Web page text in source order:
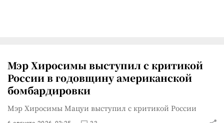
Мэр Хиросимы выступил с критикой
России в годовщину американской
бомбардировки
Мэр Хиросимы Мацуи выступил с критикой России